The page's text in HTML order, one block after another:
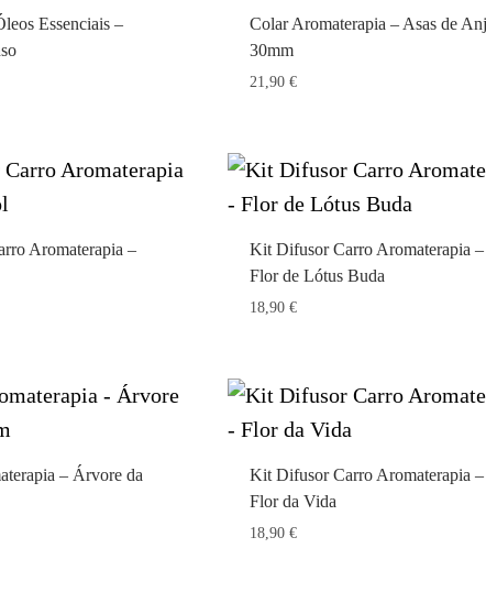
Essenciais –
Colar Aromaterapia – Asas de
30mm
21,90 €
Aromaterapia –
Kit Difusor Carro Aromaterapia –
Flor de Lótus Buda
18,90 €
– Árvore da
Kit Difusor Carro Aromaterapia –
Flor da Vida
18,90 €